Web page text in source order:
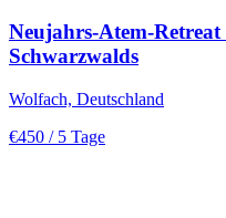
Neujahrs-Atem-Retreat
Schwarzwalds
Wolfach, Deutschland
€450 / 5 Tage